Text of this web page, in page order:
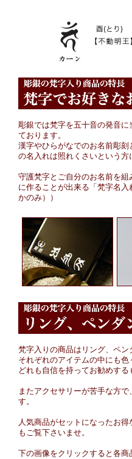
彫銀では梵字を五十音の発音
ております。
漢字やひらがなでのお名前彫
の名入れは照れくさいという方
守護梵字とご自分のお名前を
に作ることが出来る「梵字名
かのみ））
梵字入りの商品はリング、ペン
それぞれのアイテムの中にも色
どれも自信を持ってお勧めする
またアクセサリーが苦手な方
す。
人気商品がセットになったお
もご覧下さいませ。
下の画像をクリックすると各商